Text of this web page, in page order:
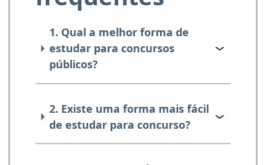
1. Qual a melhor forma de
estudar para concursos
públicos?
2. Existe uma forma mais fácil
de estudar para concurso?